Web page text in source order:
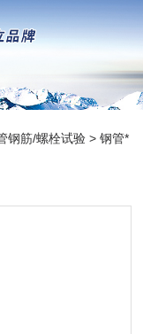
钢筋/螺栓试验 >钢管*